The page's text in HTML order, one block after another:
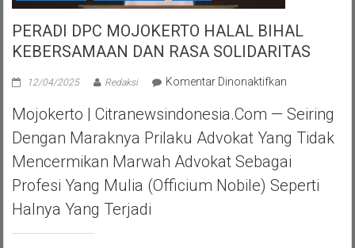
PERADI DPC MOJOKERTO HALAL BIHAL
KEBERSAMAAN DAN RASA SOLIDARITAS
12/04/2025 Redaksi Komentar Dinonaktifkan
DPC
MOJOKERTO
HALAL
BIHAL
DAN
Mojokerto | Citranewsindonesia.com — Seiring
Dengan Maraknya Prilaku Advokat Yang Tidak
Mencermikan Marwah Advokat Sebagai
Profesi Yang Mulia (officium Nobile) Seperti
Halnya Yang Terjadi